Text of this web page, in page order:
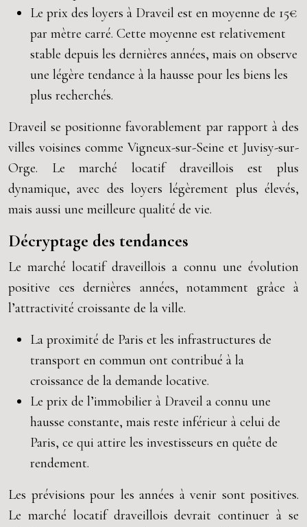
Le prix des loyers à Draveil est en moyenne de 15€
par mètre carré. Cette moyenne est relativement
stable depuis les dernières années, mais on observe
une légère tendance à la hausse pour les biens les
plus recherchés.
Draveil se positionne favorablement par rapport à des
villes voisines comme Vigneux-sur-Seine et Juvisy-sur-
Orge. Le marché locatif draveillois est plus
dynamique, avec des loyers légèrement plus élevés,
mais aussi une meilleure qualité de vie.
Décryptage des tendances
Le marché locatif draveillois a connu une évolution
positive ces dernières années, notamment grâce à
l’attractivité croissante de la ville.
La proximité de Paris et les infrastructures de
transport en commun ont contribué à la
croissance de la demande locative.
Le prix de l’immobilier à Draveil a connu une
hausse constante, mais reste inférieur à celui de
Paris, ce qui attire les investisseurs en quête de
rendement.
Les prévisions pour les années à venir sont positives.
Le marché locatif draveillois devrait continuer à se